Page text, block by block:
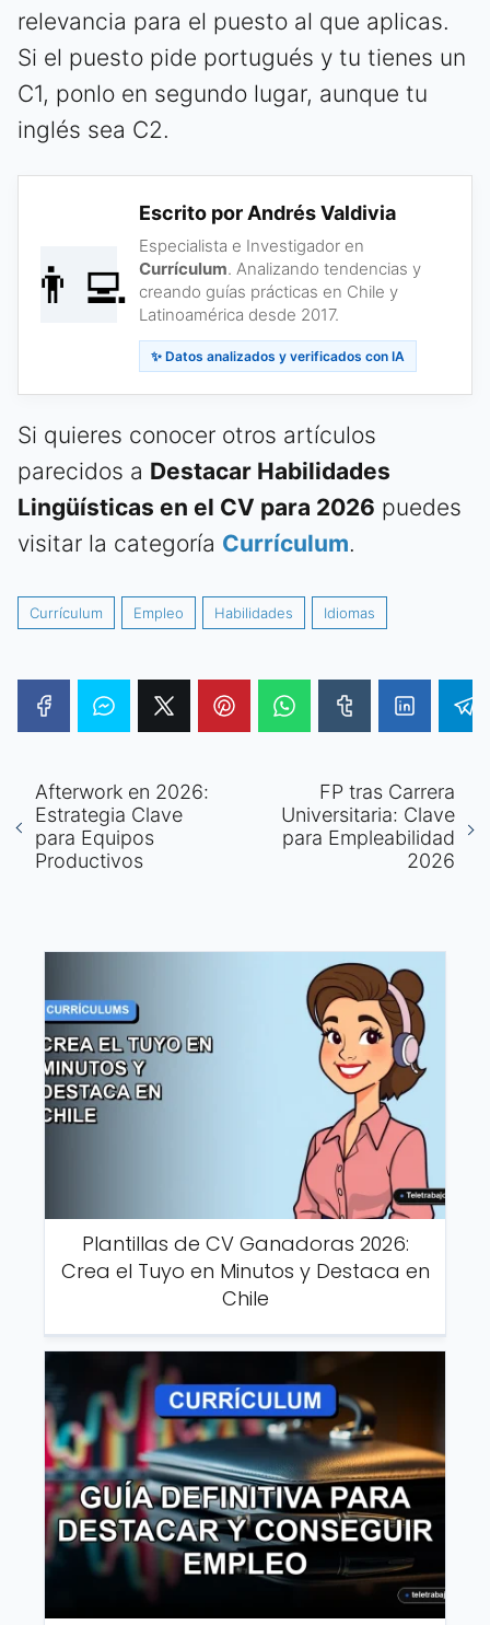
relevancia para el puesto al que aplicas.
Si el puesto pide portugués y tu tienes un
C1, ponlo en segundo lugar, aunque tu
inglés sea C2.
👨‍💻
Escrito por Andrés Valdivia
Especialista e Investigador en
Currículum. Analizando tendencias y
creando guías prácticas en Chile y
Latinoamérica desde 2017.
✨ Datos analizados y verificados con IA
Si quieres conocer otros artículos
parecidos a Destacar Habilidades
Lingüísticas en el CV para 2026 puedes
visitar la categoría Currículum.
Currículum Empleo Habilidades Idiomas
Afterwork en 2026:
Estrategia Clave
para Equipos
Productivos
FP tras Carrera
Universitaria: Clave
para Empleabilidad
2026
Plantillas de CV Ganadoras 2026:
Crea el Tuyo en Minutos y Destaca en
Chile